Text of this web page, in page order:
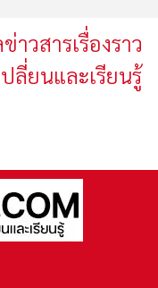
วสารเรื่องราว
ลี่ยนและเรียนรู้